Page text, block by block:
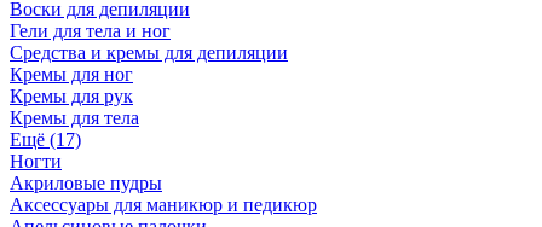
Воски для депиляции
Гели для тела и ног
Средства и кремы для депиляции
Кремы для ног
Кремы для рук
Кремы для тела
Ещё (17)
Ногти
Акриловые пудры
Аксессуары для маникюр и педикюр